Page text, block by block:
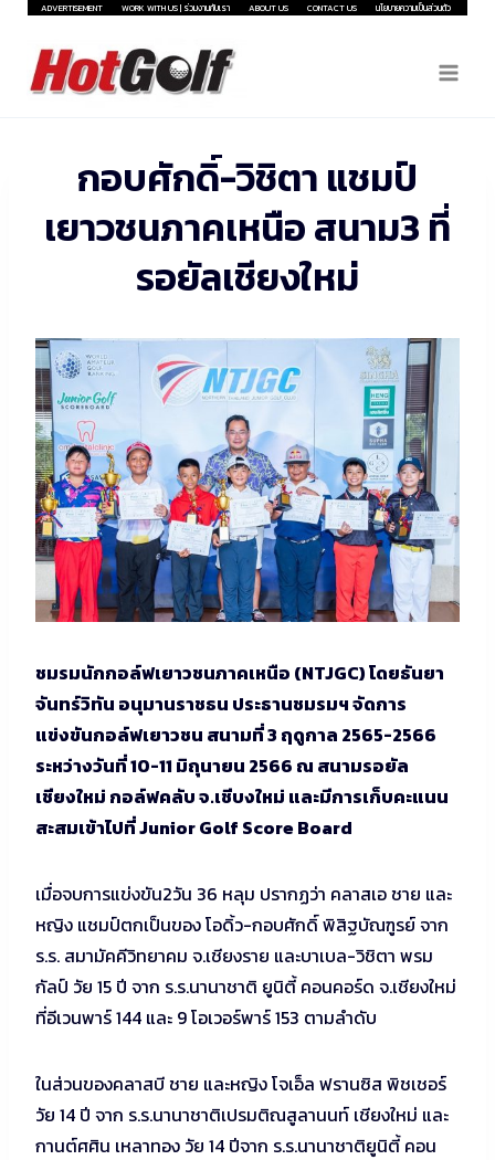
Skip
content
ADVERTISEMENT WORK WITH US | ร่วมงานกับเรา ABOUT US CONTACT US นโยบายความเป็นส่วนตัว
กอบศักดิ์-วิชิตา แชมป์
เยาวชนภาคเหนือ สนาม3 ที่
รอยัลเชียงใหม่
ชมรมนักกอล์ฟเยาวชนภาคเหนือ (NTJGC) โดยธันยา
จันทร์วิทัน อนุมานราชธน ประธานชมรมฯ จัดการ
แข่งขันกอล์ฟเยาวชน สนามที่ 3 ฤดูกาล 2565-2566
ระหว่างวันที่ 10-11 มิถุนายน 2566 ณ สนามรอยัล
เชียงใหม่ กอล์ฟคลับ จ.เชีบงใหม่ และมีการเก็บคะแนน
สะสมเข้าไปที่ Junior Golf Score Board
เมื่อจบการแข่งขัน2วัน 36 หลุม ปรากฏว่า คลาสเอ ชาย และ
หญิง แชมป์ตกเป็นของ โอดิ้ว-กอบศักดิ์ พิสิฐบัณฑูรย์ จาก
ร.ร. สมามัคคีวิทยาคม จ.เชียงราย และบาเบล-วิชิตา พรม
กัลป์ วัย 15 ปี จาก ร.ร.นานาชาติ ยูนิตี้ คอนคอร์ด จ.เชียงใหม่
ที่อีเวนพาร์ 144 และ 9 โอเวอร์พาร์ 153 ตามลำดับ
ในส่วนของคลาสบี ชาย และหญิง โจเอ็ล ฟรานซิส พิชเชอร์
วัย 14 ปี จาก ร.ร.นานาชาติเปรมติณสูลานนท์ เชียงใหม่ และ
กานต์ศศิน เหลาทอง วัย 14 ปีจาก ร.ร.นานาชาติยูนิตี้ คอน